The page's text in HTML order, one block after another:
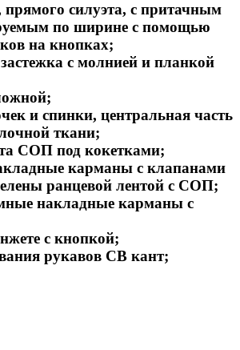
силуэта, с притачным
по ширине с помощью
на кнопках;
с молнией и планкой
и спинки, центральная часть
ткани;
СОП под кокетками;
карманы с клапанами
ранцевой лентой с СОП;
накладные карманы с
с кнопкой;
рукавов СВ кант;